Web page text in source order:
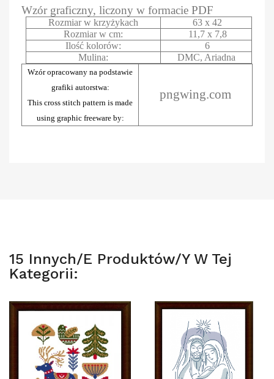
Wzór graficzny, liczony w formacie PDF
Rozmiar w krzyżykach
63 x 42
Rozmiar w cm:
11,7 x 7,8
Ilość kolorów:
6
Mulina:
DMC, Ariadna
Wzór opracowany na podstawie
grafiki autorstwa:
This cross stitch pattern is made
using graphic freeware by:
pngwing.com
15 Innych/e Produktów/y W Tej
Kategorii: